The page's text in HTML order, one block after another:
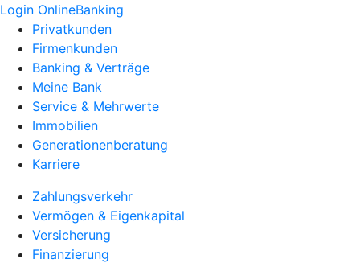
Login OnlineBanking
Privatkunden
Firmenkunden
Banking & Verträge
Meine Bank
Service & Mehrwerte
Immobilien
Generationenberatung
Karriere
Zahlungsverkehr
Vermögen & Eigenkapital
Versicherung
Finanzierung